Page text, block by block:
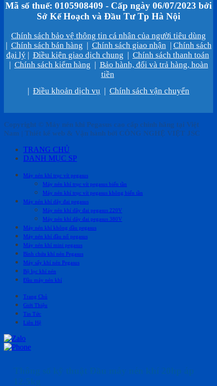
Mã số thuế: 0105908409 - Cấp ngày 06/07/2023 bởi
Sở Kế Hoạch và Đầu Tư Tp Hà Nội
Chính sách bảo vệ thông tin cá nhân của người tiêu dùng
| Chính sách bán hàng | Chính sách giao nhận | Chính sách
đại lý| Điều kiện giao dịch chung | Chính sách thanh toán
| Chính sách kiểm hàng | Bảo hành, đổi và trả hàng, hoàn
tiền
Điều khoản dịch vụ Chính sách vận chuyển
Copyright © Máy nén khi Pegasus cao cấp chính hãng tại Việt
Nam | Thiết kế web & Vận hành bởi CÔNG NGHỆ VIỆT JSC
TRANG CHỦ
DANH MỤC SP
Máy nén khí trục vít pegasus
Máy nén khí trục vít pegasus biến tần
Máy nén khí trục vít pegasus không biến tần
Máy nén khí dây đai pegasus
Máy nén khí dây đai pegasus 220V
Máy nén khí dây đai pegasus 380V
Máy nén khí không dầu pegasus
Máy nén khí đầu nổ pegasus
Máy nén khí mini pegasus
Bình chứa khí nén Pegasus
Máy sấy khí nén Pegasus
Bộ lọc khí nén
Đầu máy nén khí
Trang Chủ
Giới Thiệu
Tin Tức
Liên Hệ